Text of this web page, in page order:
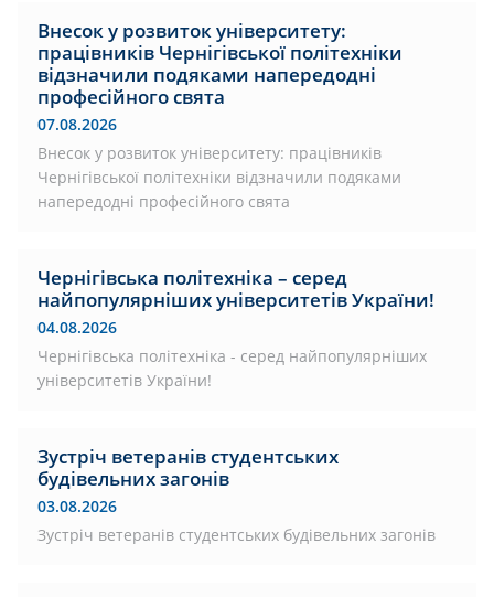
Внесок у розвиток університету:
працівників Чернігівської політехніки
відзначили подяками напередодні
професійного свята
07.08.2026
Внесок у розвиток університету: працівників
Чернігівської політехніки відзначили подяками
напередодні професійного свята
Чернігівська політехніка – серед
найпопулярніших університетів України!
04.08.2026
Чернігівська політехніка - серед найпопулярніших
університетів України!
Зустріч ветеранів студентських
будівельних загонів
03.08.2026
Зустріч ветеранів студентських будівельних загонів